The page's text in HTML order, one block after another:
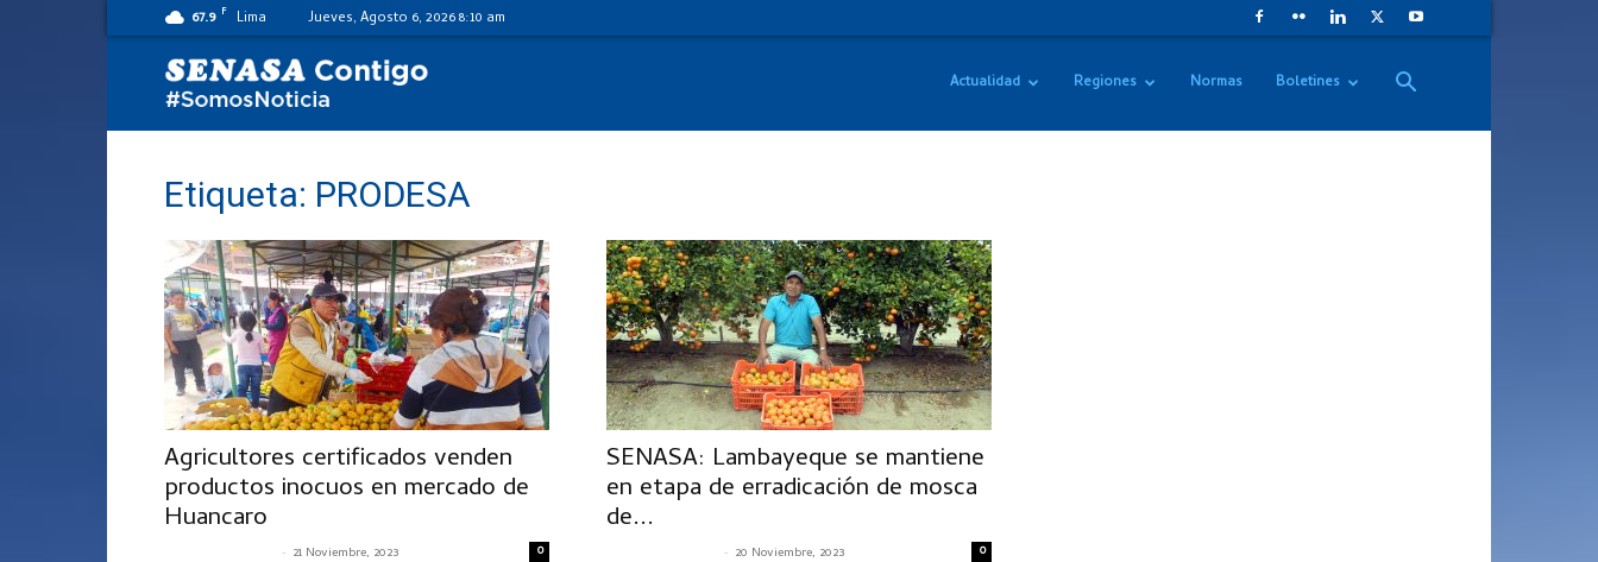
67.9 F Lima Jueves, Agosto 6, 2026 8:10 am
al
día
Actualidad Regiones Normas Boletines
Etiqueta: PRODESA
Agricultores certificados venden
productos inocuos en mercado de
Huancaro
- 21 Noviembre, 2023 0
SENASA: Lambayeque se mantiene
en etapa de erradicación de mosca
de...
- 20 Noviembre, 2023 0